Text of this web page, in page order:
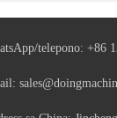
telepono: +86